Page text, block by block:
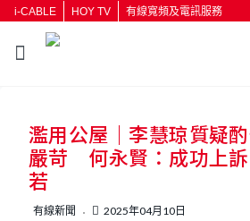
i-CABLE HOY TV 有線寬頻及電訊服務
按輸入鍵開始搜尋
濫用公屋｜李慧琼質疑
嚴苛 何永賢：成功上訴
若
有線新聞 2025年04月10日